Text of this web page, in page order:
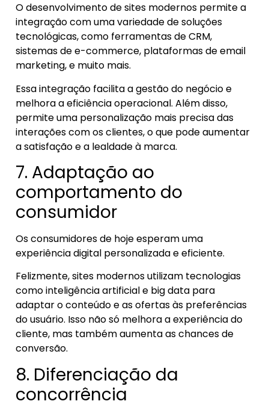
O desenvolvimento de sites modernos permite a
integração com uma variedade de soluções
tecnológicas, como ferramentas de CRM,
sistemas de e-commerce, plataformas de email
marketing, e muito mais.
Essa integração facilita a gestão do negócio e
melhora a eficiência operacional. Além disso,
permite uma personalização mais precisa das
interações com os clientes, o que pode aumentar
a satisfação e a lealdade à marca.
7. Adaptação ao
comportamento do
consumidor
Os consumidores de hoje esperam uma
experiência digital personalizada e eficiente.
Felizmente, sites modernos utilizam tecnologias
como inteligência artificial e big data para
adaptar o conteúdo e as ofertas às preferências
do usuário. Isso não só melhora a experiência do
cliente, mas também aumenta as chances de
conversão.
8. Diferenciação da
concorrência